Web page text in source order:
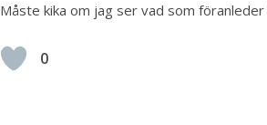
Måste kika om jag ser vad som
0